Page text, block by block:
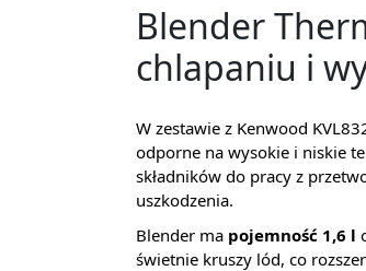
Blender
chlapaniu i
W zestawie z Kenwood
odporne na wysokie i niskie
składników do pracy z
uszkodzenia.
Blender ma pojemność 1,6 l
świetnie kruszy lód, co